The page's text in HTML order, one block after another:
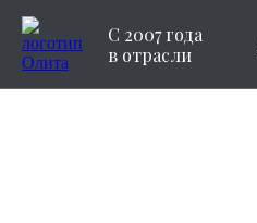
С 2007 года
в отрасли